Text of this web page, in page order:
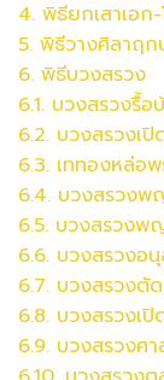
4. พิธียกเสาเอก-
5. พิธีวางศิลาฤ
6. พิธีบวงสรวง
6.1. บวงสรวงรื้
6.2. บวงสรวงเ
6.3. เททองหล่อ
6.4. บวงสรวงพ
6.5. บวงสรวงพ
6.6. บวงสรวงอ
6.7. บวงสรวงตั
6.8. บวงสรวงเ
6.9. บวงสรวงศ